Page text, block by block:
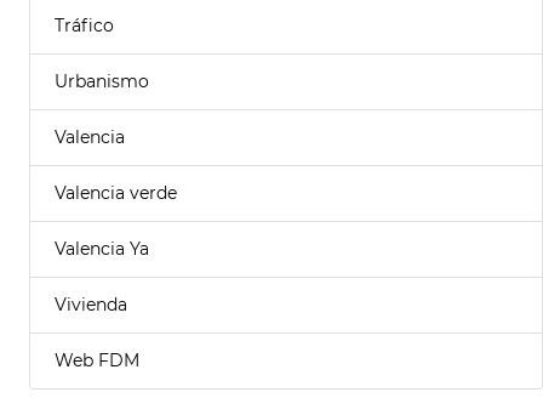
Tráfico
Urbanismo
Valencia
Valencia verde
Valencia Ya
Vivienda
Web FDM